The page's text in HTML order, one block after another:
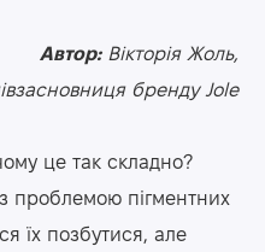
Автор:Вікторія Жоль,
бренду Jole
це так складно?
проблемою пігментних
їх позбутися, але